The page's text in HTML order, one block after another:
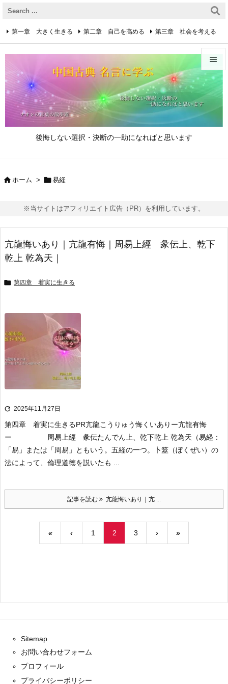
後悔しない選択・決断の一助になればと思います


メニュ

第一章 大きく生きる 第二章 自己を高める 第三章 社会を考える
第四章 着実に生きる 第五章 逆境を乗り越えるための心得
第六章 成功の心得 第七章 人と接するための心得
第八章 リーダーの心得
 ホーム > 易経
※当サイトはアフィリエイト広告（PR）を利用しています。
亢龍悔いあり｜亢龍有悔｜周易上經 彖伝上、乾下
乾上 乾為天｜
 第四章 着実に生きる
 2025年11月27日
第四章 着実に生きるPR亢龍こうりゅう悔くいあり ー亢龍有悔
ー 周易上經 彖伝たんでん上、乾下乾上 乾為天 （易経：
「易」または「周易」ともいう。五経の一つ。卜筮（ぼくぜい）の
法によって、倫理道徳を説いたも ...
記事を読む 亢龍悔いあり｜亢 ...
« ‹ 1 2 3 › »
Sitemap
お問い合わせフォーム
プロフィール
プライバシーポリシー